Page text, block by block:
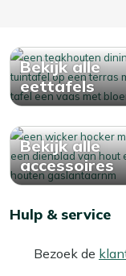
Bekijk alle
eettafels
Bekijk alle
accessoires
Hulp & service
Bezoek de